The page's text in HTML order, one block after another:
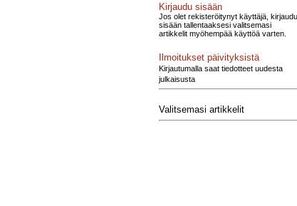
Kirjaudu sisään
Jos olet rekisteröitynyt käyttäjä, kirjaudu
sisään tallentaaksesi valitsemasi
artikkelit myöhempää käyttöä varten.
Ilmoitukset päivityksistä
Kirjautumalla saat tiedotteet uudesta
julkaisusta
Valitsemasi artikkelit